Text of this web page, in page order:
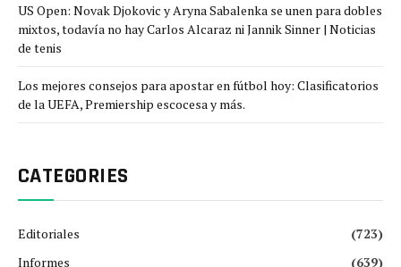
US Open: Novak Djokovic y Aryna Sabalenka se unen para dobles
mixtos, todavía no hay Carlos Alcaraz ni Jannik Sinner | Noticias
de tenis
Los mejores consejos para apostar en fútbol hoy: Clasificatorios
de la UEFA, Premiership escocesa y más.
CATEGORIES
Editoriales
(723)
Informes
(639)